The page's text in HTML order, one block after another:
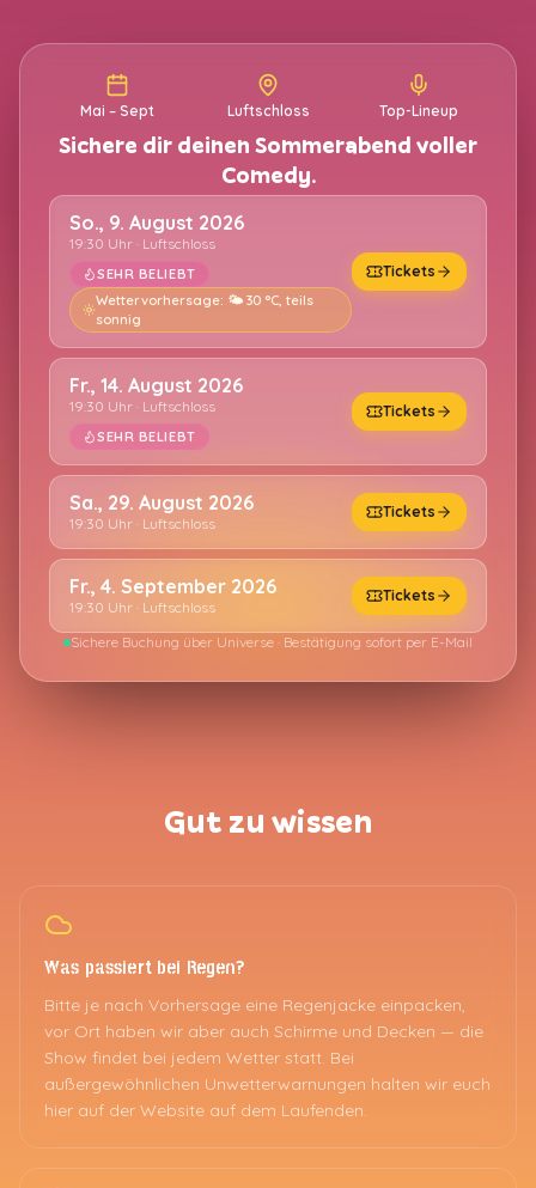
Mai – Sept Luftschloss Top-Lineup
Sichere dir deinen Sommerabend voller
Comedy.
So., 9. August 2026
19:30 Uhr · Luftschloss
SEHR BELIEBT
Wettervorhersage: 🌤️ 30 °C, teils
sonnig
Tickets
Fr., 14. August 2026
19:30 Uhr · Luftschloss
SEHR BELIEBT
Tickets
Sa., 29. August 2026
19:30 Uhr · Luftschloss
Tickets
Fr., 4. September 2026
19:30 Uhr · Luftschloss
Tickets
Sichere Buchung über Universe · Bestätigung sofort per E-Mail
Gut zu wissen
Was passiert bei Regen?
Bitte je nach Vorhersage eine Regenjacke einpacken,
vor Ort haben wir aber auch Schirme und Decken — die
Show findet bei jedem Wetter statt. Bei
außergewöhnlichen Unwetterwarnungen halten wir euch
hier auf der Website auf dem Laufenden.